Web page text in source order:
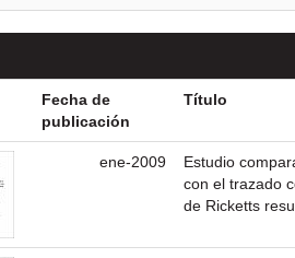
Fecha de
publicación
Título
ene-2009
Estudio
con el trazado
de Ricketts